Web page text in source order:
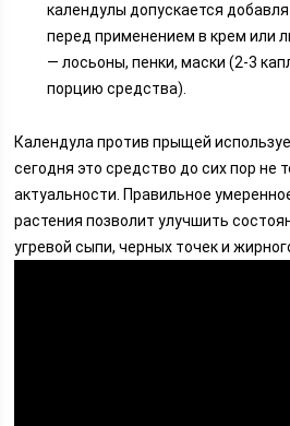
календулы допускается
перед применением в крем или
— лосьоны, пенки, маски (2-3
порцию средства).
Календула против прыщей
сегодня это средство до сих пор не
актуальности. Правильное
растения позволит улучшить
угревой сыпи, черных точек и